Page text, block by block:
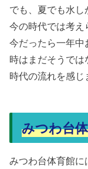
でも、夏でも水し
今の時代では考え
今だったら一年
時はまだそうでは
時代の流れを感じ
みつわ台
みつわ台体育館に